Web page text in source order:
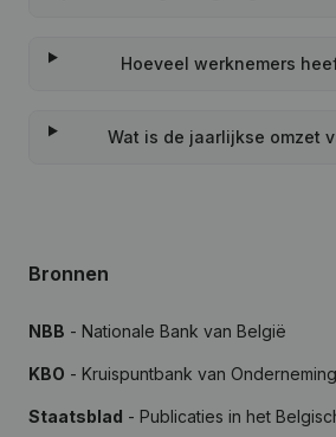
Hoeveel werknemers
Wat is de jaarlijkse omzet
Bronnen
NBB - Nationale Bank van België
KBO - Kruispuntbank van
Staatsblad - Publicaties in het